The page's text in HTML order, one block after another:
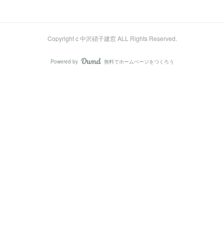
Copyright c 中沢硝子建窓 ALL Rights Reserved.
Powered by AmebaOwnd
無料でホームページをつくろう